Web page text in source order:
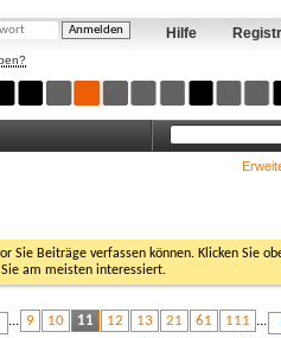
Hilfe
Sie Beiträge verfassen können. Klicken Sie
am meisten interessiert.
... 9 10 11 12 13 21 61 111 ...